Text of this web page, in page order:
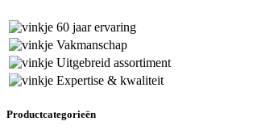
60 jaar ervaring
Vakmanschap
Uitgebreid assortiment
Expertise & kwaliteit
Productcategorieën